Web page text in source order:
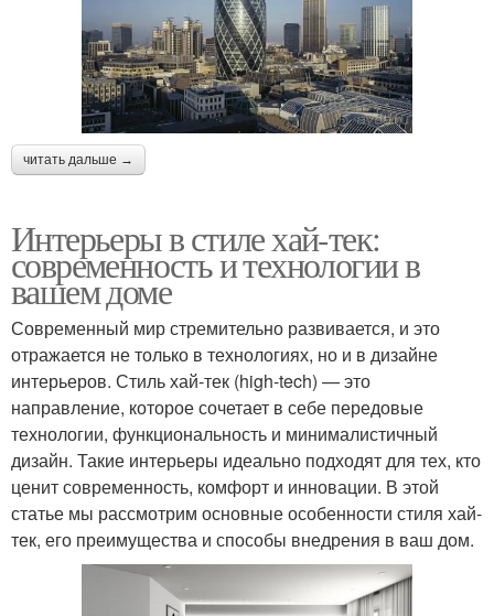
читать дальше →
Интерьеры в стиле хай-тек:
современность и технологии в
вашем доме
Современный мир стремительно развивается, и это
отражается не только в технологиях, но и в дизайне
интерьеров. Стиль хай-тек (high-tech) — это
направление, которое сочетает в себе передовые
технологии, функциональность и минималистичный
дизайн. Такие интерьеры идеально подходят для тех, кто
ценит современность, комфорт и инновации. В этой
статье мы рассмотрим основные особенности стиля хай-
тек, его преимущества и способы внедрения в ваш дом.